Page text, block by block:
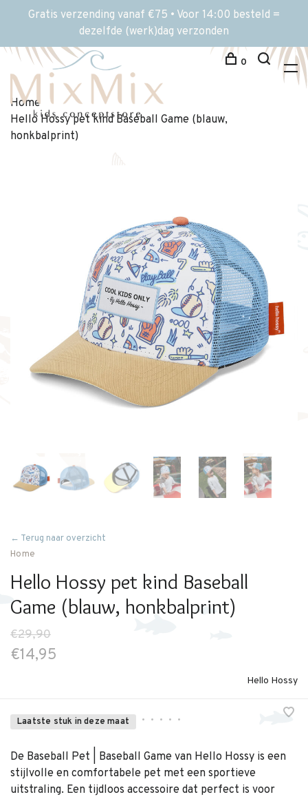
Gratis verzending vanaf €75 • Voor 14:00 besteld =
dezelfde (werk)dag verzonden
0
Home
Hello Hossy pet kind Baseball Game (blauw,
honkbalprint)
← Terug naar overzicht
Home
Hello Hossy pet kind Baseball
Game (blauw, honkbalprint)
€29,90
€14,95
Hello Hossy
Laatste stuk in deze maat • • • • •
De Baseball Pet | Baseball Game van Hello Hossy is een
stijlvolle en comfortabele pet met een sportieve
uitstraling. Een tijdloos accessoire dat perfect is voor